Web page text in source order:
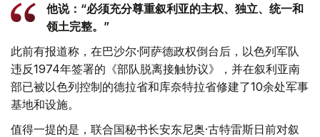
他说：“必须充分尊重叙利亚的主权、独立、统一和
领土完整。”
此前有报道称，在巴沙尔·阿萨德政权倒台后，以色列军队
违反1974年签署的《部队脱离接触协议》，并在叙利亚南
部已被以色列控制的德拉省和库奈特拉省修建了10余处军事
基地和设施。
值得一提的是，联合国秘书长安东尼奥·古特雷斯日前对叙